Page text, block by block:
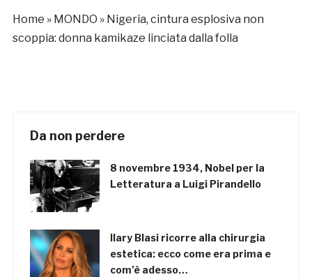
Home » MONDO » Nigeria, cintura esplosiva non
scoppia: donna kamikaze linciata dalla folla
Da non perdere
8 novembre 1934, Nobel per la
Letteratura a Luigi Pirandello
Ilary Blasi ricorre alla chirurgia
estetica: ecco come era prima e
com’è adesso…